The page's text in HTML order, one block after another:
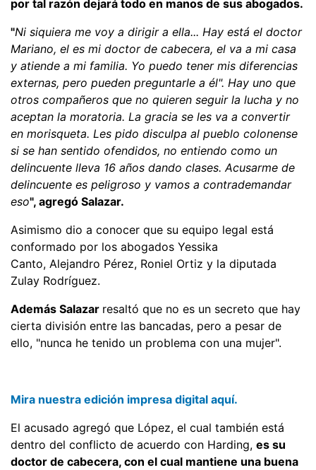
por tal razón dejará todo en manos de sus abogados.
"Ni siquiera me voy a dirigir a ella... Hay está el doctor
Mariano, el es mi doctor de cabecera, el va a mi casa
y atiende a mi familia. Yo puedo tener mis diferencias
externas, pero pueden preguntarle a él". Hay uno que
otros compañeros que no quieren seguir la lucha y no
aceptan la moratoria. La gracia se les va a convertir
en morisqueta. Les pido disculpa al pueblo colonense
si se han sentido ofendidos, no entiendo como un
delincuente lleva 16 años dando clases. Acusarme de
delincuente es peligroso y vamos a contrademandar
eso", agregó Salazar.
Asimismo dio a conocer que su equipo legal está
conformado por los abogados Yessika
Canto, Alejandro Pérez, Roniel Ortiz y la diputada
Zulay Rodríguez.
Además Salazar resaltó que no es un secreto que hay
cierta división entre las bancadas, pero a pesar de
ello, "nunca he tenido un problema con una mujer".
Mira nuestra edición impresa digital aquí.
El acusado agregó que López, el cual también está
dentro del conflicto de acuerdo con Harding, es su
doctor de cabecera, con el cual mantiene una buena